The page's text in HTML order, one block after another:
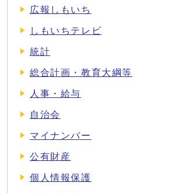
広報しもいち
しもいちテレビ
統計
総合計画・教育大綱等
人事・給与
自治会
マイナンバー
公有財産
個人情報保護